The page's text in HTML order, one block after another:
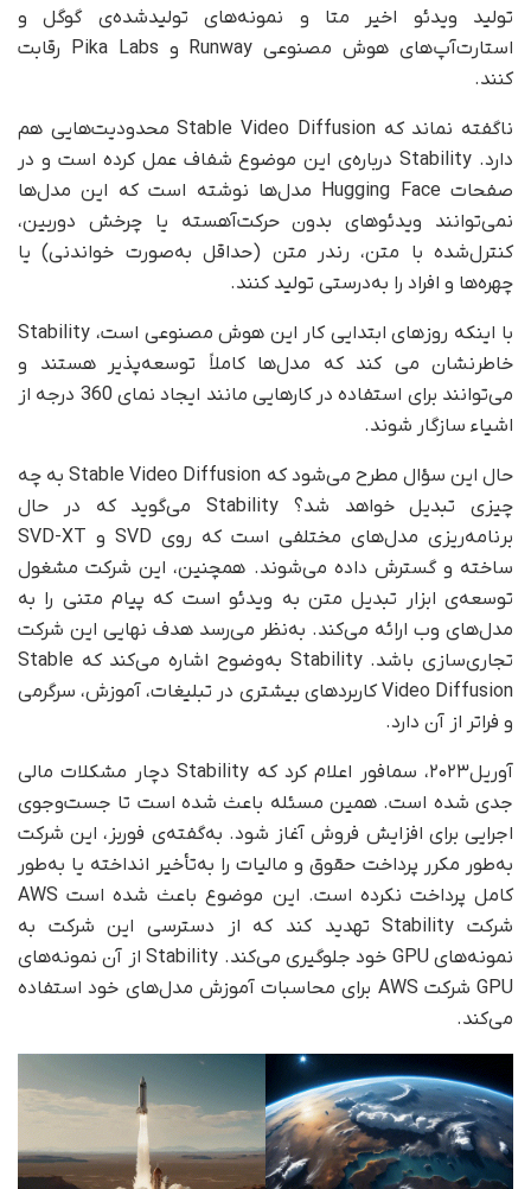
تولید ویدئو اخیر متا و نمونه‌های تولید‌شده‌ی گوگل و
استارت‌آپ‌های هوش مصنوعی Runway و Pika Labs رقابت
کنند.
ناگفته نماند که Stable Video Diffusion محدودیت‌هایی هم
دارد. Stability درباره‌ی این موضوع شفاف عمل کرده است و در
صفحات Hugging Face مدل‌ها نوشته است که این مدل‌ها
نمی‌توانند ویدئوهای بدون حرکت‌آهسته یا چرخش دوربین،
کنترل‌شده با متن، رندر متن (حداقل به‌صورت خواندنی) یا
چهره‌ها و افراد را به‌درستی تولید کنند.
با اینکه روزهای ابتدایی کار این هوش مصنوعی است، Stability
خاطرنشان می کند که مدل‌ها کاملاً توسعه‌پذیر هستند و
می‌توانند برای استفاده در کارهایی مانند ایجاد نمای 360 درجه از
اشیاء سازگار شوند.
حال این سؤال مطرح می‌شود که Stable Video Diffusion به چه
چیزی تبدیل خواهد شد؟ Stability می‌گوید که در حال
برنامه‌ریزی مدل‌های مختلفی است که روی SVD و SVD-XT
ساخته و گسترش داده می‌شوند. همچنین، این شرکت مشغول
توسعه‌ی ابزار تبدیل متن به ویدئو است که پیام متنی را به
مدل‌های وب ارائه می‌کند. به‌نظر می‌رسد هدف نهایی این شرکت
تجاری‌سازی باشد. Stability به‌وضوح اشاره می‌کند که Stable
Video Diffusion کاربردهای بیشتری در تبلیغات، آموزش، سرگرمی
و فراتر از آن دارد.
آوریل۲۰۲۳، سمافور اعلام کرد که Stability دچار مشکلات مالی
جدی شده است. همین مسئله باعث شده است تا جست‌وجوی
اجرایی برای افزایش فروش آغاز شود. به‌گفته‌ی فوربز، این شرکت
به‌طور مکرر پرداخت حقوق و مالیات را به‌تأخیر انداخته یا به‌طور
کامل پرداخت نکرده است. این موضوع باعث شده است AWS
شرکت Stability تهدید کند که از دسترسی این شرکت به
نمونه‌های GPU خود جلوگیری می‌کند. Stability از آن نمونه‌های
GPU شرکت AWS برای محاسبات آموزش مدل‌های خود استفاده
می‌کند.